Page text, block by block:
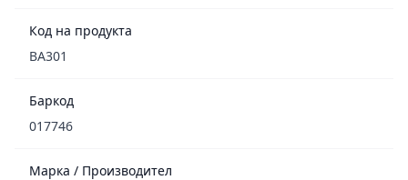
Код на продукта
BA301
Баркод
017746
Марка / Производител